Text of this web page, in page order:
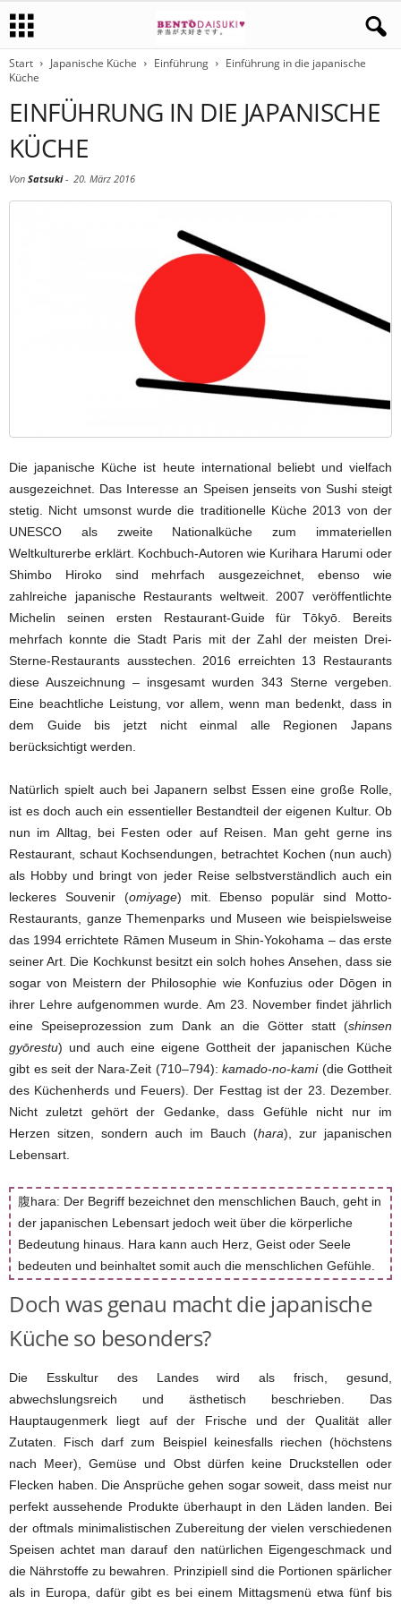
Start Japanische Küche Einführung
Einführung in die japanische
Küche
EINFÜHRUNG IN DIE JAPANISCHE
KÜCHE
Von Satsuki- 20. März 2016
Die japanische Küche ist heute international beliebt und vielfach
ausgezeichnet. Das Interesse an Speisen jenseits von Sushi steigt
stetig. Nicht umsonst wurde die traditionelle Küche 2013 von der
UNESCO als zweite Nationalküche zum immateriellen
Weltkulturerbe erklärt. Kochbuch-Autoren wie Kurihara Harumi oder
Shimbo Hiroko sind mehrfach ausgezeichnet, ebenso wie
zahlreiche japanische Restaurants weltweit. 2007 veröffentlichte
Michelin seinen ersten Restaurant-Guide für Tōkyō. Bereits
mehrfach konnte die Stadt Paris mit der Zahl der meisten Drei-
Sterne-Restaurants ausstechen. 2016 erreichten 13 Restaurants
diese Auszeichnung – insgesamt wurden 343 Sterne vergeben.
Eine beachtliche Leistung, vor allem, wenn man bedenkt, dass in
dem Guide bis jetzt nicht einmal alle Regionen Japans
berücksichtigt werden.
Natürlich spielt auch bei Japanern selbst Essen eine große Rolle,
ist es doch auch ein essentieller Bestandteil der eigenen Kultur. Ob
nun im Alltag, bei Festen oder auf Reisen. Man geht gerne ins
Restaurant, schaut Kochsendungen, betrachtet Kochen (nun auch)
als Hobby und bringt von jeder Reise selbstverständlich auch ein
leckeres Souvenir (omiyage) mit. Ebenso populär sind Motto-
Restaurants, ganze Themenparks und Museen wie beispielsweise
das 1994 errichtete Rāmen Museum in Shin-Yokohama – das erste
seiner Art. Die Kochkunst besitzt ein solch hohes Ansehen, dass sie
sogar von Meistern der Philosophie wie Konfuzius oder Dōgen in
ihrer Lehre aufgenommen wurde. Am 23. November findet jährlich
eine Speiseprozession zum Dank an die Götter statt (shinsen
gyōrestu) und auch eine eigene Gottheit der japanischen Küche
gibt es seit der Nara-Zeit (710–794): kamado-no-kami (die Gottheit
des Küchenherds und Feuers). Der Festtag ist der 23. Dezember.
Nicht zuletzt gehört der Gedanke, dass Gefühle nicht nur im
Herzen sitzen, sondern auch im Bauch (hara), zur japanischen
Lebensart.
腹hara: Der Begriff bezeichnet den menschlichen Bauch, geht in
der japanischen Lebensart jedoch weit über die körperliche
Bedeutung hinaus. Hara kann auch Herz, Geist oder Seele
bedeuten und beinhaltet somit auch die menschlichen Gefühle.
Doch was genau macht die japanische
Küche so besonders?
Die Esskultur des Landes wird als frisch, gesund,
abwechslungsreich und ästhetisch beschrieben. Das
Hauptaugenmerk liegt auf der Frische und der Qualität aller
Zutaten. Fisch darf zum Beispiel keinesfalls riechen (höchstens
nach Meer), Gemüse und Obst dürfen keine Druckstellen oder
Flecken haben. Die Ansprüche gehen sogar soweit, dass meist nur
perfekt aussehende Produkte überhaupt in den Läden landen. Bei
der oftmals minimalistischen Zubereitung der vielen verschiedenen
Speisen achtet man darauf den natürlichen Eigengeschmack und
die Nährstoffe zu bewahren. Prinzipiell sind die Portionen spärlicher
als in Europa, dafür gibt es bei einem Mittagsmenü etwa fünf bis